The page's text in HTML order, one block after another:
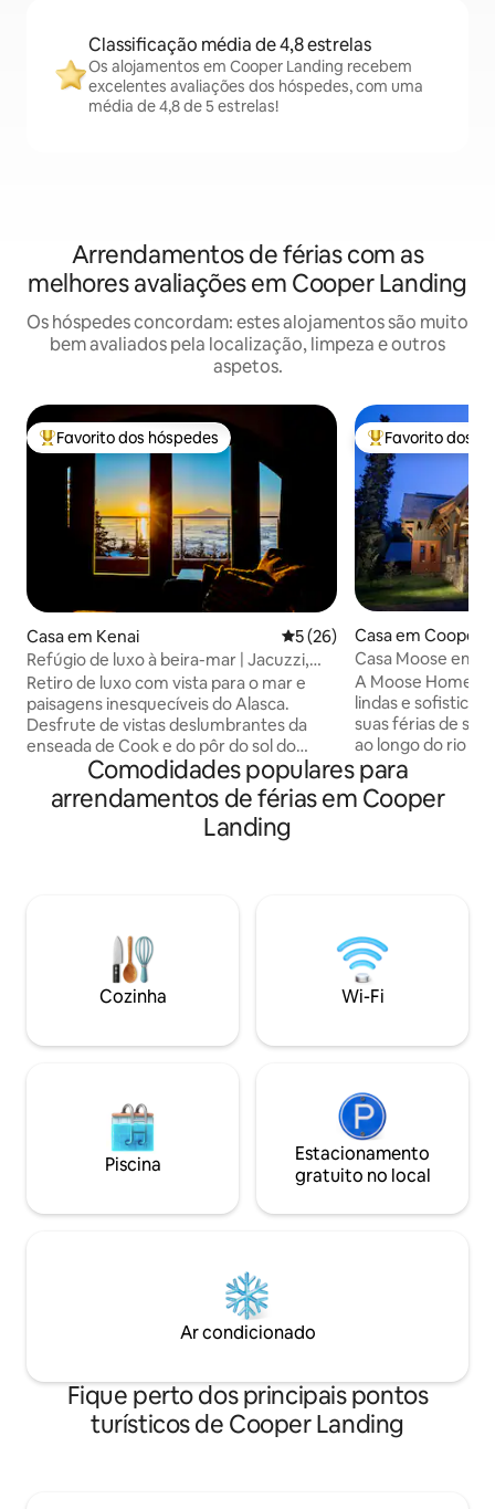
Classificação média de 4,8 estrelas
Os alojamentos em Cooper Landing recebem
excelentes avaliações dos hóspedes, com uma
média de 4,8 de 5 estrelas!
Arrendamentos de férias com as
melhores avaliações em Cooper Landing
Os hóspedes concordam: estes alojamentos são muito
bem avaliados pela localização, limpeza e outros
aspetos.
Favoritos dos hóspedes mais apreciados
Favorito dos hóspedes
Casa em Kenai Classificação média de 5
5 (26)
Refúgio de luxo à beira-mar | Jacuzzi,
vistas para o vulcão
Retiro de luxo com vista para o mar e
paisagens inesquecíveis do Alasca.
Desfrute de vistas deslumbrantes da
enseada de Cook e do pôr do sol do
vulcão. Relaxe numa casa de banho tipo
spa com uma banheira de
hidromassagem, chuveiro duplo e
toucador duplo. O espaço aberto em
micro-ondas e gavetas compactas de
frigorífico/congelador. Janelas
arquitetónicas distintas enchem a casa
de luz natural durante os longos dias de
Favoritos dos
Favorito dos
Casa em Cooper
Casa Moose em
A Moose Home
lindas e
suas férias de
ao longo do rio
Península de
tranquilo é o
perfeito para
nosso escritório
perguntar sobre
viagem guiada de
Comodidades populares para
arrendamentos de férias em Cooper
Landing
Cozinha Wi-Fi
Piscina
Estacionamento
gratuito no local
Ar condicionado
Fique perto dos principais pontos
turísticos de Cooper Landing